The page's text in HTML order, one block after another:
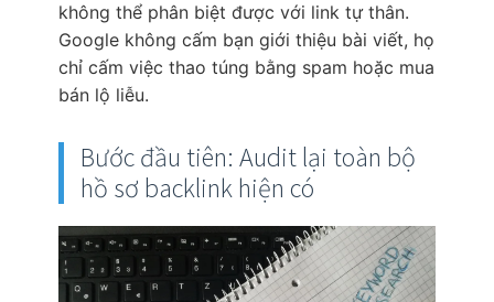
không thể phân biệt được với link tự thân.
Google không cấm bạn giới thiệu bài viết, họ
chỉ cấm việc thao túng bằng spam hoặc mua
bán lộ liễu.
Bước đầu tiên: Audit lại toàn bộ
hồ sơ backlink hiện có